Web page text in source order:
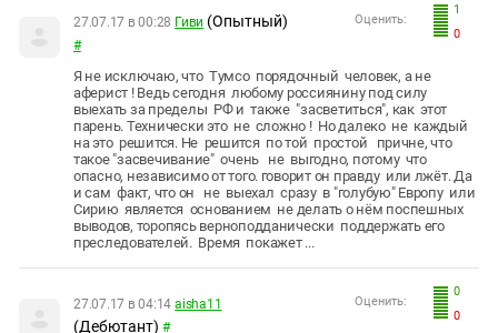
1
0
Оценить:
27.07.17 в 00:28 Гиви (Опытный)
#
Я не исключаю, что Тумсо порядочный человек, а не
аферист ! Ведь сегодня любому россиянину под силу
выехать за пределы РФ и также "засветиться", как этот
парень. Технически это не сложно ! Но далеко не каждый
на это решится. Не решится по той простой причне, что
такое "засвечивание" очень не выгодно, потому что
опасно, независимо от того. говорит он правду или лжёт. Да
и сам факт, что он не выехал сразу в "голубую" Европу или
Сирию является основанием не делать о нём поспешных
выводов, торопясь верноподданически поддержать его
преследователей. Время покажет ...
0
0
Оценить:
27.07.17 в 04:14 aisha11
(Дебютант) #